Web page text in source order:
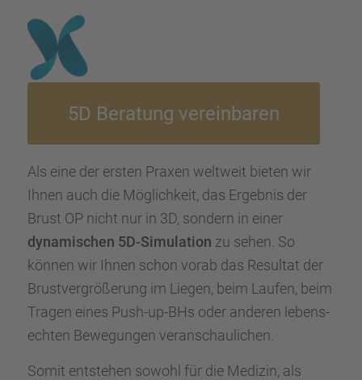
5D Beratung verein­ba­ren
Als eine der ersten Praxen weltweit bieten wir
Ihnen auch die Möglich­keit, das Ergeb­nis der
Brust OP nicht nur in 3D, sondern in einer
dynami­schen 5D-Simula­tion zu sehen. So
können wir Ihnen schon vorab das Resul­tat der
Brust­ver­grö­ße­rung im Liegen, beim Laufen, beim
Tragen eines Push-up-BHs oder anderen lebens­
ech­ten Bewegun­gen veran­schau­li­chen.
Somit entste­hen sowohl für die Medizin, als